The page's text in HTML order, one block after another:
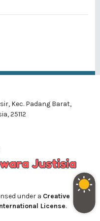
Kec. Padang Barat,
25112
under a Creative
License.